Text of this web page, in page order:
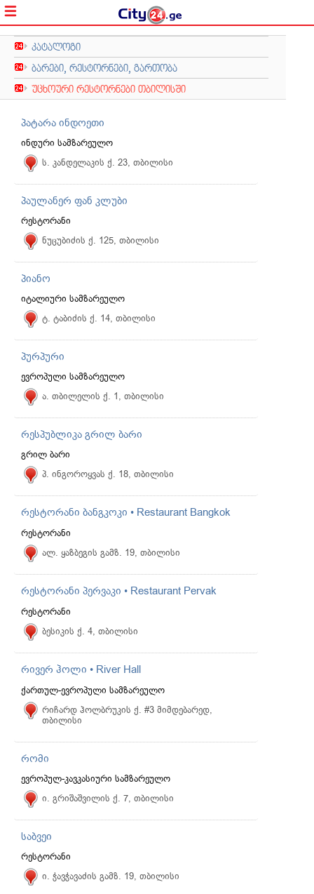
კატალოგი
ბარები, რესტორნები, გართობა
უცხოური რესტორნები თბილისში
პატარა ინდოეთი
ინდური სამზარეულო
ს. კანდელაკის ქ. 23, თბილისი
პაულანერ ფან კლუბი
რესტორანი
ნუცუბიძის ქ. 125, თბილისი
პიანო
იტალიური სამზარეულო
ტ. ტაბიძის ქ. 14, თბილისი
პურპური
ევროპული სამზარეულო
ა. თბილელის ქ. 1, თბილისი
რესპუბლიკა გრილ ბარი
გრილ ბარი
პ. ინგოროყვას ქ. 18, თბილისი
რესტორანი ბანგკოკი • Restaurant Bangkok
რესტორანი
ალ. ყაზბეგის გამზ. 19, თბილისი
რესტორანი პერვაკი • Restaurant Pervak
რესტორანი
ბესიკის ქ. 4, თბილისი
რივერ ჰოლი • River Hall
ქართულ-ევროპული სამზარეულო
რიჩარდ ჰოლბრუკის ქ. #3 მიმდებარედ,
თბილისი
რომი
ევროპულ-კავკასიური სამზარეულო
ი. გრიშაშვილის ქ. 7, თბილისი
საბვეი
რესტორანი
ი. ჭავჭავაძის გამზ. 19, თბილისი